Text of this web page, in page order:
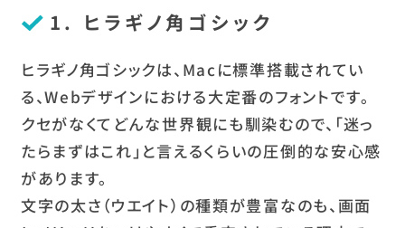
1. ヒラギノ角ゴシック
ヒラギノ角ゴシックは、Macに標準搭載されてい
る、Webデザインにおける大定番のフォントです。
クセがなくてどんな世界観にも馴染むので、「迷っ
たらまずはこれ」と言えるくらいの圧倒的な安心感
があります。
文字の太さ（ウエイト）の種類が豊富なのも、画面